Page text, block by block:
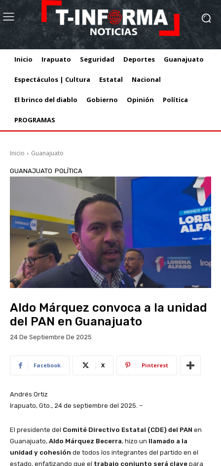
Inicio Irapuato Seguridad Deportes Guanajuato
Espectáculos | Cultura Estatal Nacional
El brinco del diablo Gobierno Opinión Política
PROGRAMAS
Inicio Guanajuato
GUANAJUATO POLÍTICA
Aldo Márquez convoca a la unidad
del PAN en Guanajuato
24 De Septiembre De 2025
Facebook X Pinterest
Andrés Ortiz
Irapuato, Gto., 24 de septiembre del 2025. –
El presidente del Comité Directivo Estatal (CDE) del PAN en
Guanajuato, Aldo Márquez Becerra, hizo un llamado a la
unidad y cohesión de todos los integrantes del partido en el
estado, enfatizando que el trabajo conjunto será clave para